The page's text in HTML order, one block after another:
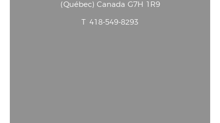
(Québec) Canada G7H 1R9
418-549-8293